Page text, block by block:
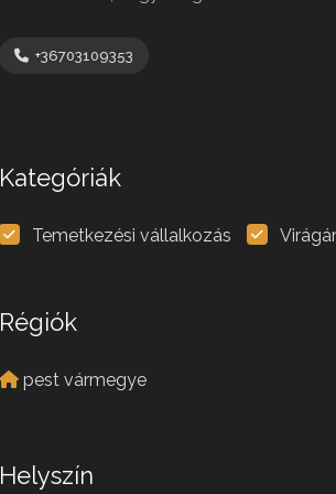
+36703109353
Kategóriák
Temetkezési vállalkozás
Régiók
pest vármegye
Helyszín